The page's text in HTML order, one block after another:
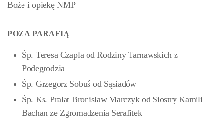
Boże i opiekę NMP
POZA PARAFIĄ
Śp. Teresa Czapla od Rodziny Tarnawskich z
Podegrodzia
Śp. Grzegorz Sobuś od Sąsiadów
Śp. Ks. Prałat Bronisław Marczyk od Siostry Kamili
Bachan ze Zgromadzenia Serafitek